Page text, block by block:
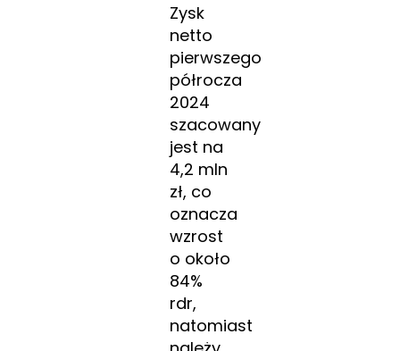
Zysk
netto
pierwszego
półrocza
2024
szacowany
jest na
4,2 mln
zł, co
oznacza
wzrost
o około
84%
rdr,
natomiast